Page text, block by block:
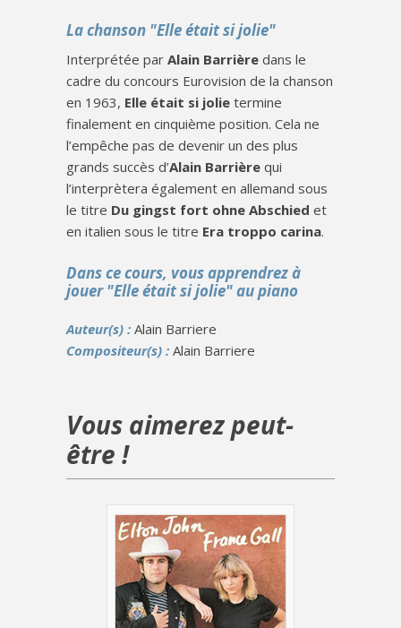
La chanson "Elle était si jolie"
Interprétée par Alain Barrière dans le
cadre du concours Eurovision de la chanson
en 1963, Elle était si jolie termine
finalement en cinquième position. Cela ne
l’empêche pas de devenir un des plus
grands succès d’Alain Barrière qui
l’interprètera également en allemand sous
le titre Du gingst fort ohne Abschied et
en italien sous le titre Era troppo carina.
Dans ce cours, vous apprendrez à
jouer "Elle était si jolie" au piano
Auteur(s) : Alain Barriere
Compositeur(s) : Alain Barriere
Vous aimerez peut-
être !